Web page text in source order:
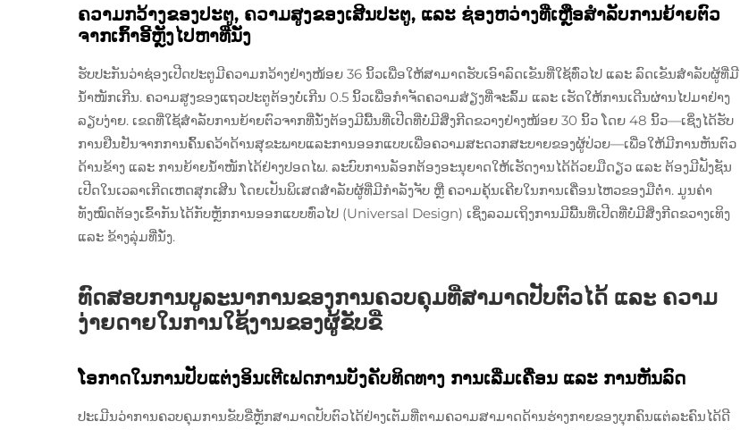
ຄວາມກວ້າງຂອງປະຕູ, ຄວາມສູງຂອງເສີນປະຕູ, ແລະ ຊ່ອງຫວ່າງທີ່ເຫຼືອສຳລັບການຍ້າຍຕົວ
ຈາກເກົ້າອີ້ຫຼັງໄປຫາທີ່ນັ່ງ
ຮັບປະກັນວ່າຊ່ອງເປີດປະຕູມີຄວາມກວ້າງຢ່າງໜ້ອຍ 36 ນິ້ວເພື່ອໃຫ້ສາມາດຮັບເອົາລົດເຂັນທີ່ໃຊ້ທົ່ວໄປ ແລະ ລົດເຂັນສຳລັບຜູ້ທີ່ມີ
ນ້ຳໜັກເກີນ. ຄວາມສູງຂອງແຖວປະຕູຕ້ອງບໍ່ເກີນ 0.5 ນິ້ວເພື່ອກຳຈັດຄວາມສ່ຽງທີ່ຈະລົ້ມ ແລະ ເຮັດໃຫ້ການເດີນຜ່ານໄປມາຢ່າງ
ລຽບງ່າຍ. ເຂດທີ່ໃຊ້ສຳລັບການຍ້າຍຕົວຈາກທີ່ນັ່ງຕ້ອງມີພື້ນທີ່ເປີດທີ່ບໍ່ມີສິ່ງກີດຂວາງຢ່າງໜ້ອຍ 30 ນິ້ວ ໂດຍ 48 ນິ້ວ—ເຊິ່ງໄດ້ຮັບ
ການຢືນຢັນຈາກການຄົ້ນຄວ້າດ້ານສຸຂະພາບແລະການອອກແບບເພື່ອຄວາມສະດວກສະບາຍຂອງຜູ້ປ່ວຍ—ເພື່ອໃຫ້ມີການຫັນຕົວ
ດ້ານຂ້າງ ແລະ ການຍ້າຍນ້ຳໜັກໄດ້ຢ່າງປອດໄພ. ລະບົບການລັອກຕ້ອງອະນຸຍາດໃຫ້ເຮັດງານໄດ້ດ້ວຍມືດຽວ ແລະ ຕ້ອງມີຟັງຊັນ
ເປີດໃນເວລາເກີດເຫດສຸກເສີນ ໂດຍເປັນພິເສດສຳລັບຜູ້ທີ່ມີກຳລັງຈັບ ຫຼື ຄວາມຄຸ້ນເຄີຍໃນການເຄື່ອນໄຫວຂອງມືຕ່ຳ. ມູນຄ່າ
ທັງໝົດຕ້ອງເຂົ້າກັນໄດ້ກັບຫຼັກການອອກແບບທົ່ວໄປ (Universal Design) ເຊິ່ງລວມເຖິງການມີພື້ນທີ່ເປີດທີ່ບໍ່ມີສິ່ງກີດຂວາງເທິງ
ແລະ ຂ້າງລຸ່ມທີ່ນັ່ງ.
ທົດສອບການບູລະນາການຂອງການຄວບຄຸມທີ່ສາມາດປັບຕົວໄດ້ ແລະ ຄວາມ
ງ່າຍດາຍໃນການໃຊ້ງານຂອງຜູ້ຂັບຂີ່
ໂອກາດໃນການປັບແຕ່ງອິນເຕີເຟດການບັງຄັບທິດທາງ ການເລີ່ມເຄື່ອນ ແລະ ການຫັນລົດ
ປະເມີນວ່າການຄວບຄຸມການຂັບຂີ່ຫຼັກສາມາດປັບຕົວໄດ້ຢ່າງເຕັມທີ່ຕາມຄວາມສາມາດດ້ານຮ່າງກາຍຂອງບຸກຄົນແຕ່ລະຄົນໄດ້ດີ